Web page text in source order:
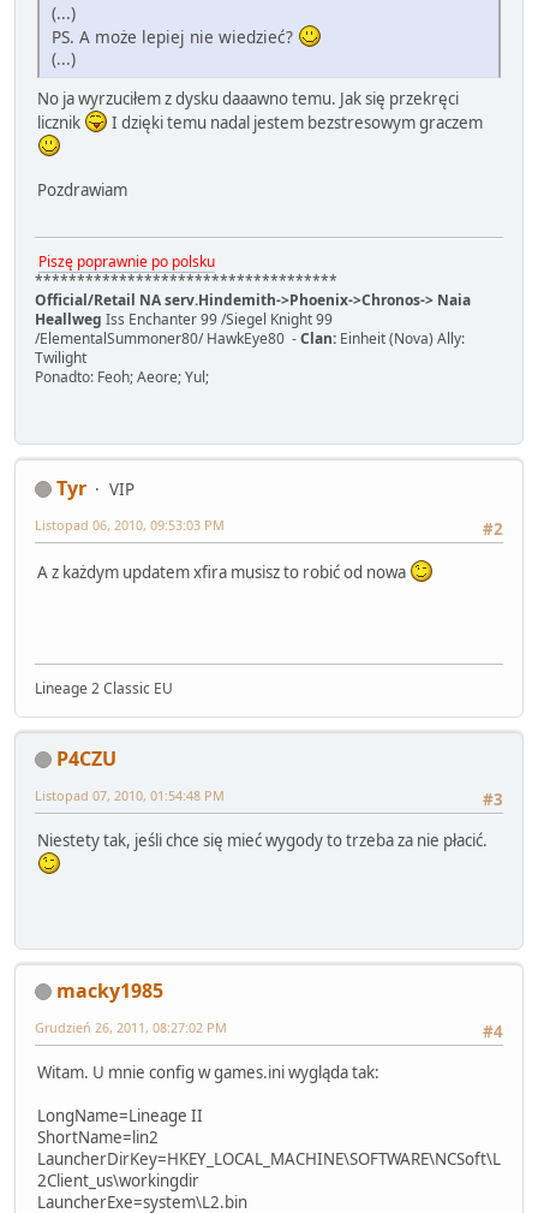
(...)
PS. A może lepiej nie wiedzieć?
(...)
No ja wyrzuciłem z dysku daaawno temu. Jak się przekręci
licznik
I dzięki temu nadal jestem bezstresowym graczem
Pozdrawiam
Piszę poprawnie po polsku
************************************
Official/Retail NA serv.Hindemith->Phoenix->Chronos-> Naia
Heallweg Iss Enchanter 99 /Siegel Knight 99
/ElementalSummoner80/ HawkEye80 -Clan: Einheit (Nova) Ally:
Twilight
Ponadto: Feoh; Aeore; Yul;
Tyr
VIP
#2
Listopad 06, 2010, 09:53:03 PM
A z każdym updatem xfira musisz to robić od nowa
Lineage 2 Classic EU
P4CZU
#3
Listopad 07, 2010, 01:54:48 PM
Niestety tak, jeśli chce się mieć wygody to trzeba za nie płacić.
macky1985
#4
Grudzień 26, 2011, 08:27:02 PM
Witam. U mnie config w games.ini wygląda tak:
LongName=Lineage II
ShortName=lin2
LauncherDirKey=HKEY_LOCAL_MACHINE\SOFTWARE\NCSoft\L
2Client_us\workingdir
LauncherExe=system\L2.bin